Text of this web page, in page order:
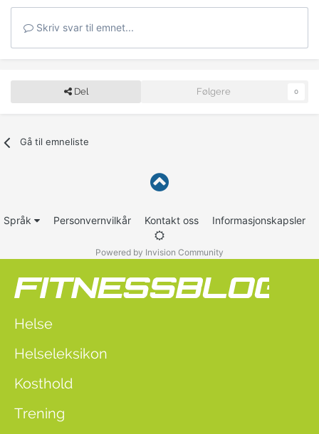
Skriv svar til emnet...
Del Følgere 0
Gå til emneliste
Språk Personvernvilkår Kontakt oss Informasjonskapsler
Powered by Invision Community
Helse
Helseleksikon
Kosthold
Trening